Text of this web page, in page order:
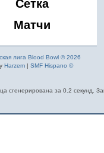
Сетка
Матчи
лига Blood Bowl © 2026
Harzem| SMF Hispano ©
сгенерирована за 0.2 секунд.